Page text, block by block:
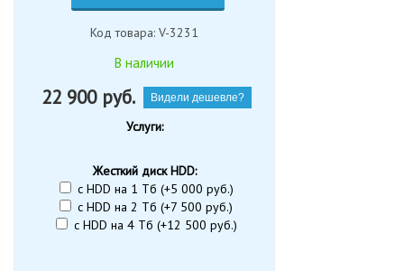
Код товара: V-3231
В наличии
22 900 руб. Видели дешевле?
Услуги:
Жесткий диск HDD:
с HDD на 1 Тб (+5 000 руб.)
с HDD на 2 Тб (+7 500 руб.)
с HDD на 4 Тб (+12 500 руб.)